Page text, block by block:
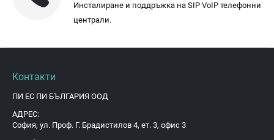
Инсталиране и поддръжка на SIP VoIP телефонни
централи.
Контакти
ПИ ЕС ПИ БЪЛГАРИЯ ООД
АДРЕС:
София, ул. Проф. Г. Брадистилов 4, ет. 3, офис 3